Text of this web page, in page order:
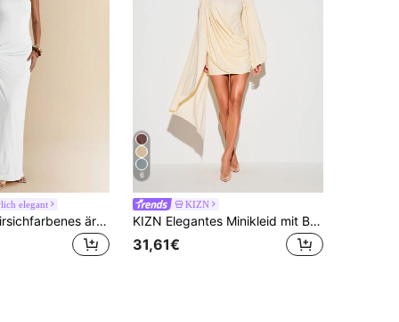
elegant
SHEIN BAE Pfirsichfarbenes ärmelloses Bodycon-Minikleid mit Ausschnitt und asymmetrischem Schnitt, elegantes Maxikleid für den Urlaub, den Strand, Hochzeitsgäste
6
KIZN
KIZN Elegantes Minikleid mit Ballonärmeln, Kragen-Detail und geraffter Passform für Abendpartys
31,61€